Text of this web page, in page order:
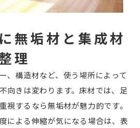
無垢材と集成材
理
、構造材など、使う場所によって
向きは変わります。床材では、足
視するなら無垢材が魅力的です。
による伸縮が気になる場合は、表